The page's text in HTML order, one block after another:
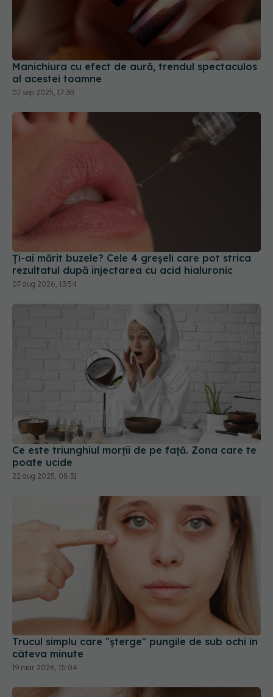
Manichiura cu efect de aură, trendul spectaculos
07 sep 2025, 17:30
Ți-ai mărit buzele? Cele 4 greșeli care pot strica
rezultatul după injectarea cu acid hialuronic
07 aug 2026, 13:54
Ce este triunghiul morții de pe față. Zona care te
poate ucide
22 aug 2025, 08:31
Trucul simplu care "șterge" pungile de sub ochi în
19 mar 2026, 15:04